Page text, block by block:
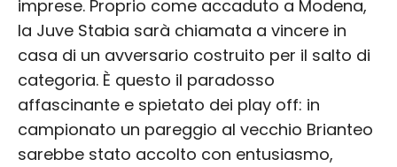
imprese. Proprio come accaduto a Modena,
la Juve Stabia sarà chiamata a vincere in
casa di un avversario costruito per il salto di
categoria. È questo il paradosso
affascinante e spietato dei play off: in
campionato un pareggio al vecchio Brianteo
sarebbe stato accolto con entusiasmo,